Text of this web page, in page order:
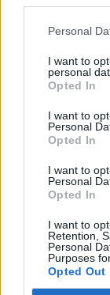
Personal
I want to
personal
Opted In
I want to
Personal
Opted In
I want to
Personal
Opted In
I want to
Retention,
Personal
Purposes
Opted Out
da Rua de
elevador, que
entretanto já
Trata-se da
e há muito
estratégia
Parque Corgo
pelos vila-
mas também
natureza, faz
daquele espaço.